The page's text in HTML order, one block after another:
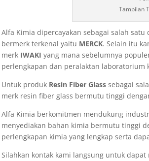
Tampilan
Alfa Kimia dipercayakan sebagai salah
bermerk terkenal yaitu MERCK. Selain itu
merk IWAKI yang mana sebelumnya
perlengkapan dan peralaktan laboratorium
Untuk produk Resin Fiber Glass sebagai
merk resin fiber glass bermutu tinggi
Alfa Kimia berkomitmen mendukung
menyediakan bahan kimia bermutu tinggi
perlengkapan kimia yang lengkap serta
Silahkan kontak kami langsung untuk